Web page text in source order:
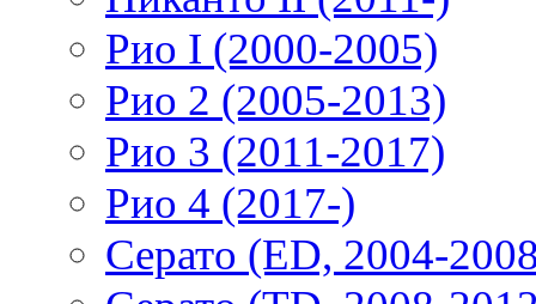
Рио I (2000-2005)
Рио 2 (2005-2013)
Рио 3 (2011-2017)
Рио 4 (2017-)
Серато (ED, 2004-